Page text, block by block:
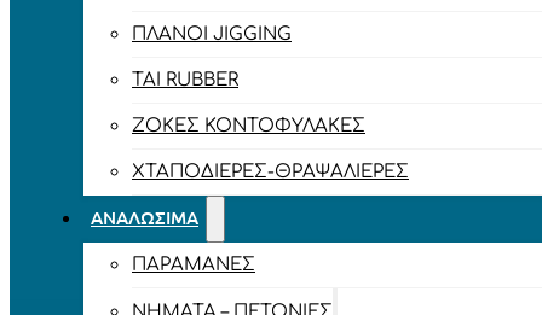
ΠΛΆΝΟΙ JIGGING
TAI RUBBER
ΖΌΚΕΣ ΚΟΝΤΟΦΎΛΑΚΕΣ
ΧΤΑΠΟΔΙΈΡΕΣ-ΘΡΑΨΑΛΙΈΡΕΣ
ΑΝΑΛΏΣΙΜΑ
ΠΑΡΑΜΆΝΕΣ